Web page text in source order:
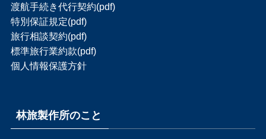
渡航手続き代行契約(pdf)
特別保証規定(pdf)
旅行相談契約(pdf)
標準旅行業約款(pdf)
個人情報保護方針
林旅製作所のこと